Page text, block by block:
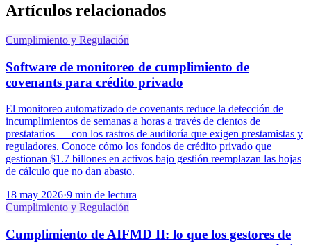
Artículos relacionados
Cumplimiento y Regulación
Software de monitoreo de cumplimiento de
covenants para crédito privado
El monitoreo automatizado de covenants reduce la detección de
incumplimientos de semanas a horas a través de cientos de
prestatarios — con los rastros de auditoría que exigen prestamistas y
reguladores. Conoce cómo los fondos de crédito privado que
gestionan $1.7 billones en activos bajo gestión reemplazan las hojas
de cálculo que no dan abasto.
18 may 2026·9 min de lectura
Cumplimiento y Regulación
Cumplimiento de AIFMD II: lo que los gestores de